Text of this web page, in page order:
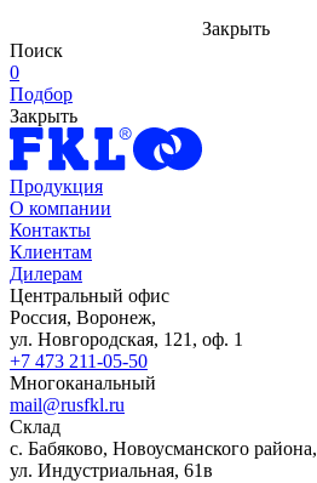
Закрыть
Поиск
0
Подбор
Закрыть
Продукция
О компании
Контакты
Клиентам
Дилерам
Центральный офис
Россия, Воронеж,
ул. Новгородская, 121, оф. 1
+7 473 211-05-50
Многоканальный
mail@rusfkl.ru
Склад
с. Бабяково, Новоусманского района,
ул. Индустриальная, 61в